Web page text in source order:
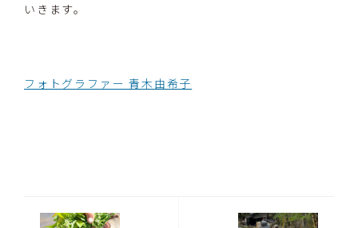
いきます。
フォトグラファー 青木由希子